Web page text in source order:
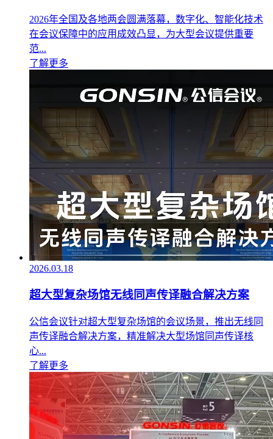
2026年全国及各地两会圆满落幕，数字化、智能化技术
在会议保障中的应用成效凸显，为大型会议提供重要
范...
了解更多
2026.03.18
超大型复杂场馆无线同声传译融合解决方案
公信会议针对超大型复杂场馆的会议场景，推出无线同
声传译融合解决方案，精准解决大型场馆同声传译核
心...
了解更多